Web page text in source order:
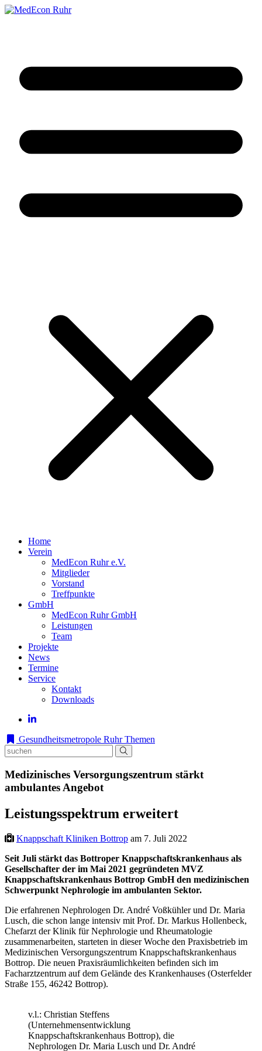
Home
Verein
MedEcon Ruhr e.V.
Mitglieder
Vorstand
Treffpunkte
GmbH
MedEcon Ruhr GmbH
Leistungen
Team
Projekte
News
Termine
Service
Kontakt
Downloads
Gesundheitsmetropole Ruhr Themen
Medizinisches Versorgungszentrum stärkt
ambulantes Angebot
Leistungsspektrum erweitert
Knappschaft Kliniken Bottrop am 7. Juli 2022
Seit Juli stärkt das Bottroper Knappschaftskrankenhaus als
Gesellschafter der im Mai 2021 gegründeten MVZ
Knappschaftskrankenhaus Bottrop GmbH den medizinischen
Schwerpunkt Nephrologie im ambulanten Sektor.
Die erfahrenen Nephrologen Dr. André Voßkühler und Dr. Maria
Lusch, die schon lange intensiv mit Prof. Dr. Markus Hollenbeck,
Chefarzt der Klinik für Nephrologie und Rheumatologie
zusammenarbeiten, starteten in dieser Woche den Praxisbetrieb im
Medizinischen Versorgungszentrum Knappschaftskrankenhaus
Bottrop. Die neuen Praxisräumlichkeiten befinden sich im
Facharztzentrum auf dem Gelände des Krankenhauses (Osterfelder
Straße 155, 46242 Bottrop).
v.l.: Christian Steffens
(Unternehmensentwicklung
Knappschaftskrankenhaus Bottrop), die
Nephrologen Dr. Maria Lusch und Dr. André